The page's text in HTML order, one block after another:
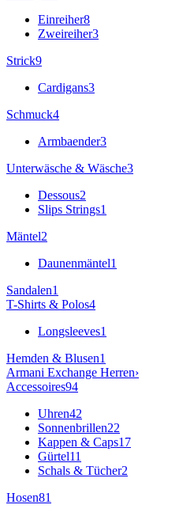
Einreiher8
Zweireiher3
Strick9
Cardigans3
Schmuck4
Armbaender3
Unterwäsche & Wäsche3
Dessous2
Slips Strings1
Mäntel2
Daunenmäntel1
Sandalen1
T-Shirts & Polos4
Longsleeves1
Hemden & Blusen1
Armani Exchange Herren›
Accessoires94
Uhren42
Sonnenbrillen22
Kappen & Caps17
Gürtel11
Schals & Tücher2
Hosen81